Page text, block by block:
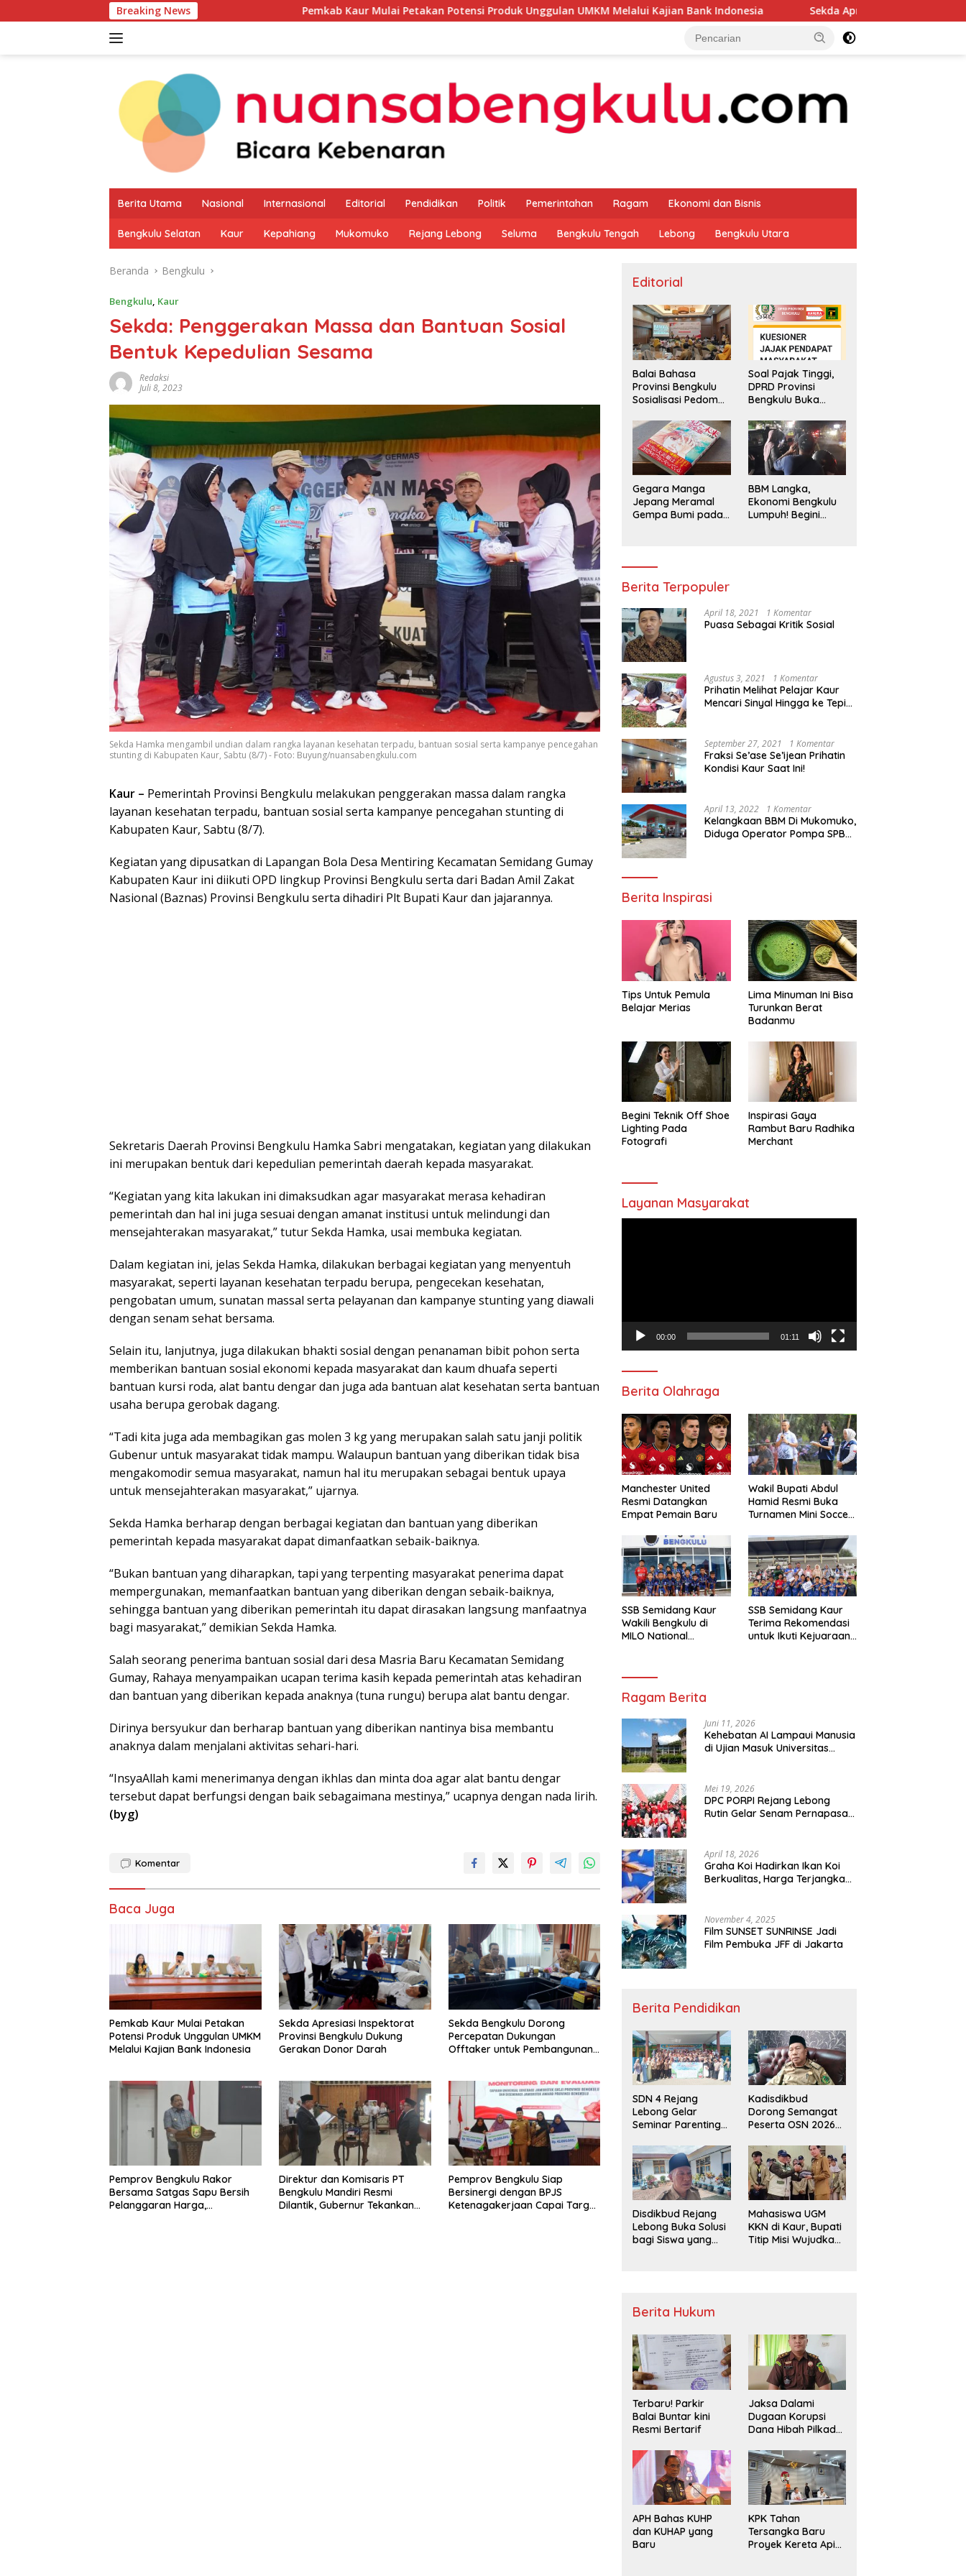
ke
Breaking News Pemkab Kaur Mulai Petakan Potensi Produk Unggulan UMKM Melalui Kajian Bank Indonesia Sekda Apresiasi Inspektorat Provinsi Bengkulu
Berita Utama Nasional Internasional Editorial Pendidikan Politik Pemerintahan Ragam Ekonomi dan Bisnis
Bengkulu Selatan Kaur Kepahiang Mukomuko Rejang Lebong Seluma Bengkulu Tengah Lebong Bengkulu Utara
Beranda Bengkulu
Bengkulu, Kaur
Sekda: Penggerakan Massa dan Bantuan Sosial
Bentuk Kepedulian Sesama
Redaksi
Juli 8, 2023
Sekda Hamka mengambil undian dalam rangka layanan kesehatan terpadu, bantuan sosial serta kampanye pencegahan
stunting di Kabupaten Kaur, Sabtu (8/7) - Foto: Buyung/nuansabengkulu.com
Kaur – Pemerintah Provinsi Bengkulu melakukan penggerakan massa dalam rangka
layanan kesehatan terpadu, bantuan sosial serta kampanye pencegahan stunting di
Kabupaten Kaur, Sabtu (8/7).
Kegiatan yang dipusatkan di Lapangan Bola Desa Mentiring Kecamatan Semidang Gumay
Kabupaten Kaur ini diikuti OPD lingkup Provinsi Bengkulu serta dari Badan Amil Zakat
Nasional (Baznas) Provinsi Bengkulu serta dihadiri Plt Bupati Kaur dan jajarannya.
Sekretaris Daerah Provinsi Bengkulu Hamka Sabri mengatakan, kegiatan yang dilakukan
ini merupakan bentuk dari kepedulian pemerintah daerah kepada masyarakat.
“Kegiatan yang kita lakukan ini dimaksudkan agar masyarakat merasa kehadiran
pemerintah dan hal ini juga sesuai dengan amanat institusi untuk melindungi dan
mensejahterakan masyarakat,” tutur Sekda Hamka, usai membuka kegiatan.
Dalam kegiatan ini, jelas Sekda Hamka, dilakukan berbagai kegiatan yang menyentuh
masyarakat, seperti layanan kesehatan terpadu berupa, pengecekan kesehatan,
pengobatan umum, sunatan massal serta pelayanan dan kampanye stunting yang diawali
dengan senam sehat bersama.
Selain itu, lanjutnya, juga dilakukan bhakti sosial dengan penanaman bibit pohon serta
memberikan bantuan sosial ekonomi kepada masyarakat dan kaum dhuafa seperti
bantuan kursi roda, alat bantu dengar dan juga ada bantuan alat kesehatan serta bantuan
usaha berupa gerobak dagang.
“Tadi kita juga ada membagikan gas molen 3 kg yang merupakan salah satu janji politik
Gubenur untuk masyarakat tidak mampu. Walaupun bantuan yang diberikan tidak bisa
mengakomodir semua masyarakat, namun hal itu merupakan sebagai bentuk upaya
untuk mensejahterakan masyarakat,” ujarnya.
Sekda Hamka berharap dengan berbagai kegiatan dan bantuan yang diberikan
pemerintah kepada masyarakat dapat dimanfaatkan sebaik-baiknya.
“Bukan bantuan yang diharapkan, tapi yang terpenting masyarakat penerima dapat
mempergunakan, memanfaatkan bantuan yang diberikan dengan sebaik-baiknya,
sehingga bantuan yang diberikan pemerintah itu dapat dirasakan langsung manfaatnya
bagi masyarakat,” demikian Sekda Hamka.
Salah seorang penerima bantuan sosial dari desa Masria Baru Kecamatan Semidang
Gumay, Rahaya menyampaikan ucapan terima kasih kepada pemerintah atas kehadiran
dan bantuan yang diberikan kepada anaknya (tuna rungu) berupa alat bantu dengar.
Dirinya bersyukur dan berharap bantuan yang diberikan nantinya bisa membantu
anaknya dalam menjalani aktivitas sehari-hari.
“InsyaAllah kami menerimanya dengan ikhlas dan minta doa agar alat bantu dengar
tersebut dapat berfungsi dengan baik sebagaimana mestinya,” ucapnya dengan nada lirih.
(byg)
Komentar
Baca Juga
Pemkab Kaur Mulai Petakan
Potensi Produk Unggulan UMKM
Melalui Kajian Bank Indonesia
Sekda Apresiasi Inspektorat
Provinsi Bengkulu Dukung
Gerakan Donor Darah
Sekda Bengkulu Dorong
Percepatan Dukungan
Offtaker untuk Pembangunan
Pemprov Bengkulu Rakor
Bersama Satgas Sapu Bersih
Pelanggaran Harga,
Direktur dan Komisaris PT
Bengkulu Mandiri Resmi
Dilantik, Gubernur Tekankan
Pemprov Bengkulu Siap
Bersinergi dengan BPJS
Ketenagakerjaan Capai Target
Editorial
Balai Bahasa
Provinsi Bengkulu
Sosialisasi Pedoman
Penggunaan
Bahasa Indonesia
Soal Pajak Tinggi,
DPRD Provinsi
Bengkulu Buka
Pengaduan
Masyarakat
Gegara Manga
Jepang Meramal
Gempa Bumi pada
BBM Langka,
Ekonomi Bengkulu
Lumpuh! Begini
Berita Terpopuler
April 18, 2021 1 Komentar
Puasa Sebagai Kritik Sosial
Agustus 3, 2021 1 Komentar
Prihatin Melihat Pelajar Kaur
Mencari Sinyal Hingga ke Tepi
Segera Bertindak
September 27, 2021 1 Komentar
Fraksi Se’ase Se’ijean Prihatin
Kondisi Kaur Saat Ini!
April 13, 2022 1 Komentar
Kelangkaan BBM Di Mukomuko,
Diduga Operator Pompa SPBU
Berita Inspirasi
Tips Untuk Pemula
Belajar Merias
Lima Minuman Ini Bisa
Turunkan Berat
Badanmu
Begini Teknik Off Shoe
Lighting Pada
Fotografi
Inspirasi Gaya
Rambut Baru Radhika
Merchant
Layanan Masyarakat
00:00 01:11
Berita Olahraga
Manchester United
Resmi Datangkan
Empat Pemain Baru
Wakil Bupati Abdul
Hamid Resmi Buka
Turnamen Mini Soccer
SSB Semidang Kaur
Wakili Bengkulu di
MILO National
SSB Semidang Kaur
Terima Rekomendasi
untuk Ikuti Kejuaraan
Ragam Berita
Juni 11, 2026
Kehebatan AI Lampaui Manusia
di Ujian Masuk Universitas
Mei 19, 2026
DPC PORPI Rejang Lebong
Rutin Gelar Senam Pernapasan
April 18, 2026
Graha Koi Hadirkan Ikan Koi
Berkualitas, Harga Terjangkau
November 4, 2025
Film SUNSET SUNRINSE Jadi
Film Pembuka JFF di Jakarta
Berita Pendidikan
SDN 4 Rejang
Lebong Gelar
Seminar Parenting
Bullying,
Kadisdikbud: Patut
Jadi Contoh
Kadisdikbud
Dorong Semangat
Peserta OSN 2026
Disdikbud Rejang
Lebong Buka Solusi
bagi Siswa yang
Mahasiswa UGM
KKN di Kaur, Bupati
Titip Misi Wujudkan
Berita Hukum
Terbaru! Parkir
Balai Buntar kini
Resmi Bertarif
Jaksa Dalami
Dugaan Korupsi
Dana Hibah Pilkada
Kaur
APH Bahas KUHP
dan KUHAP yang
Baru
KPK Tahan
Tersangka Baru
Proyek Kereta Api